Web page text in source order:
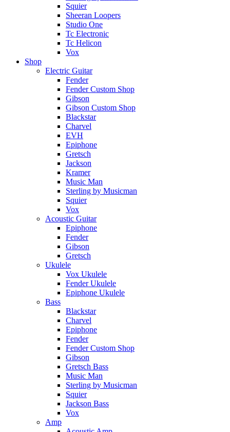
Squier
Sheeran Loopers
Studio One
Tc Electronic
Tc Helicon
Vox
Shop
Electric Guitar
Fender
Fender Custom Shop
Gibson
Gibson Custom Shop
Blackstar
Charvel
EVH
Epiphone
Gretsch
Jackson
Kramer
Music Man
Sterling by Musicman
Squier
Vox
Acoustic Guitar
Epiphone
Fender
Gibson
Gretsch
Ukulele
Vox Ukulele
Fender Ukulele
Epiphone Ukulele
Bass
Blackstar
Charvel
Epiphone
Fender
Fender Custom Shop
Gibson
Gretsch Bass
Music Man
Sterling by Musicman
Squier
Jackson Bass
Vox
Amp